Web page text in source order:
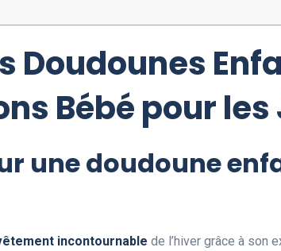
Doudounes
Bébé pour
une doudoune
incontournable de l’hiver grâce à son